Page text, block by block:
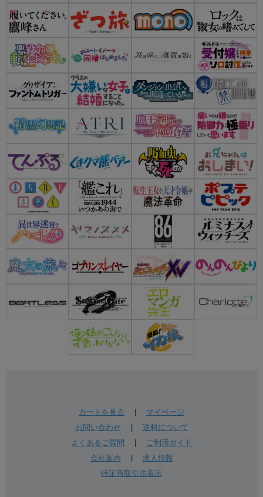
カートを見る
マイページ
お問い合わせ| 送料について
よくあるご質問
ご利用ガイド
会社案内
求人情報
特定商取引法表示